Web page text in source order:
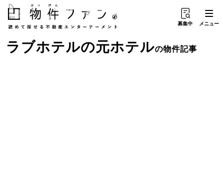
募集中 メニュー
ラブホテルの元ホテルの物件記事